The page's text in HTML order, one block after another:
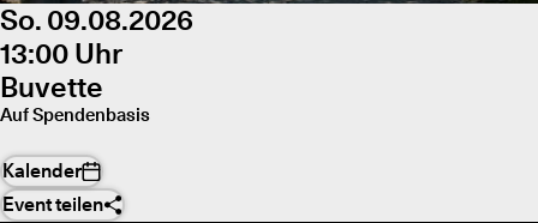
So. 09.08.2026
13:00 Uhr
Buvette
Auf Spendenbasis
Kalender
Event teilen